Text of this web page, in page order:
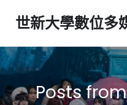
世新大學數位多
Posts from